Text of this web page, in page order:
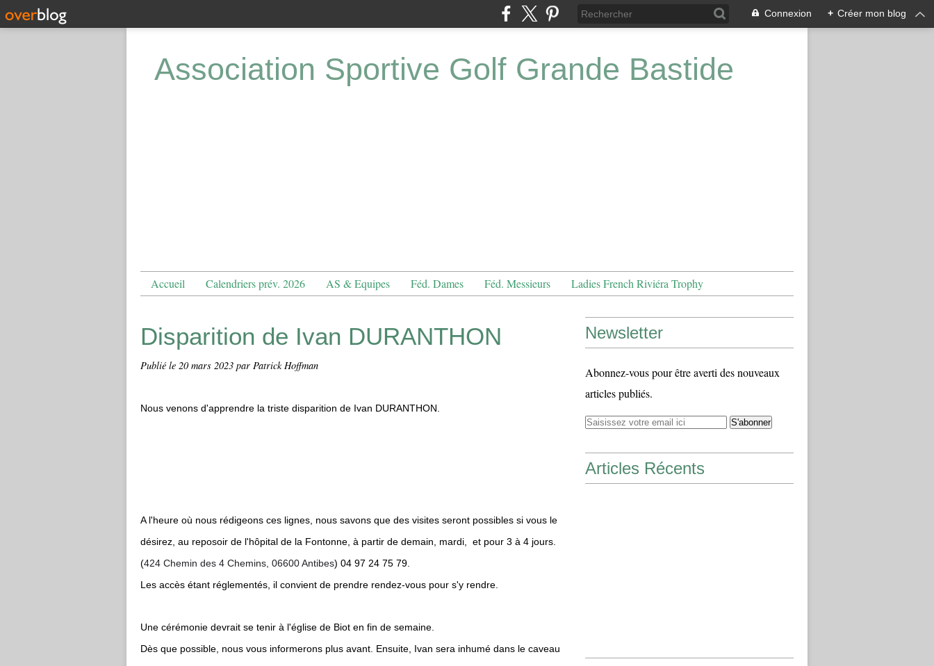
Connexion + Créer mon blog
Association Sportive Golf Grande Bastide
Accueil Calendriers prév. 2026 AS & Equipes Féd. Dames Féd. Messieurs Ladies French Riviéra Trophy
Disparition de Ivan DURANTHON
Publié le 20 mars 2023 par Patrick Hoffman
Nous venons d'apprendre la triste disparition de Ivan DURANTHON.
A l'heure où nous rédigeons ces lignes, nous savons que des visites seront possibles si vous le
désirez, au reposoir de l'hôpital de la Fontonne, à partir de demain, mardi, et pour 3 à 4 jours.
(424 Chemin des 4 Chemins, 06600 Antibes) 04 97 24 75 79.
Les accès étant réglementés, il convient de prendre rendez-vous pour s'y rendre.
Une cérémonie devrait se tenir à l'église de Biot en fin de semaine.
Dès que possible, nous vous informerons plus avant. Ensuite, Ivan sera inhumé dans le caveau
Newsletter
Abonnez-vous pour être averti des nouveaux
articles publiés.
Articles Récents